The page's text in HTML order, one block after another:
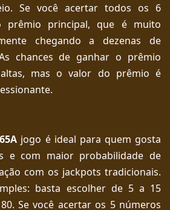
Se você acertar todos os 6
prêmio principal, que é muito
chegando a dezenas de
chances de ganhar o prêmio
mas o valor do prêmio é
jogo é ideal para quem gosta
e com maior probabilidade de
com os jackpots tradicionais.
basta escolher de 5 a 15
Se você acertar os 5 números